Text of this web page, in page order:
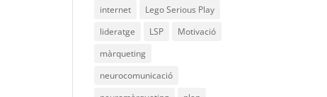
internet
Lego Serious Play
lideratge
LSP
Motivació
màrqueting
neurocomunicació